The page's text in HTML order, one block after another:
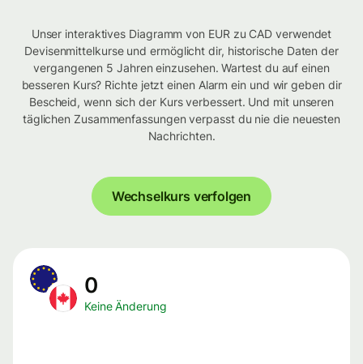
Unser interaktives Diagramm von EUR zu CAD verwendet
Devisenmittelkurse und ermöglicht dir, historische Daten der
vergangenen 5 Jahren einzusehen. Wartest du auf einen
besseren Kurs? Richte jetzt einen Alarm ein und wir geben dir
Bescheid, wenn sich der Kurs verbessert. Und mit unseren
täglichen Zusammenfassungen verpasst du nie die neuesten
Nachrichten.
Wechselkurs verfolgen
0
Keine Änderung